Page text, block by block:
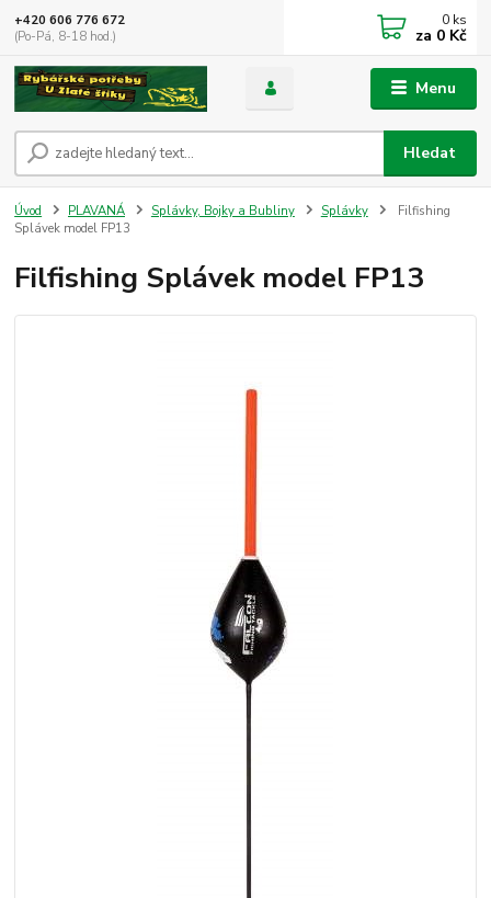
Menu
Hledat
+420 606 776 672
(Po-Pá, 8-18 hod.)
0 ks
za 0 Kč
Úvod PLAVANÁ Splávky, Bojky a Bubliny Splávky
Filfishing
Splávek model FP13
Filfishing Splávek model FP13